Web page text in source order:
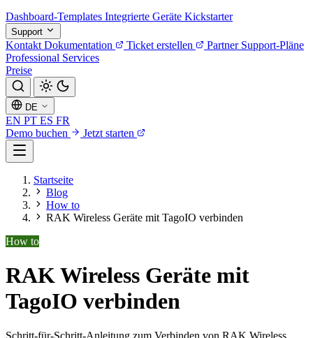
Dashboard-Templates Integrierte Geräte Kickstarter
Support
Kontakt Dokumentation Ticket erstellen Partner Support-Pläne
Professional Services
Preise
DE
EN PT ES FR
Demo buchen
Jetzt starten
Startseite
Blog
How to
RAK Wireless Geräte mit TagoIO verbinden
How to
RAK Wireless Geräte mit
TagoIO verbinden
Schritt-für-Schritt-Anleitung zum Verbinden von RAK Wireless